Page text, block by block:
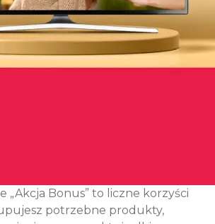
„Akcja Bonus” to liczne korzyści
potrzebne produkty,